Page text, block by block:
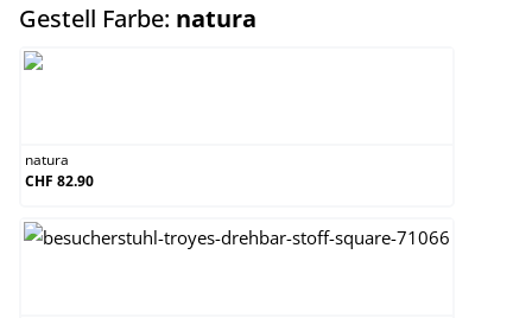
Gestell Farbe: natura
natura
CHF 82.90